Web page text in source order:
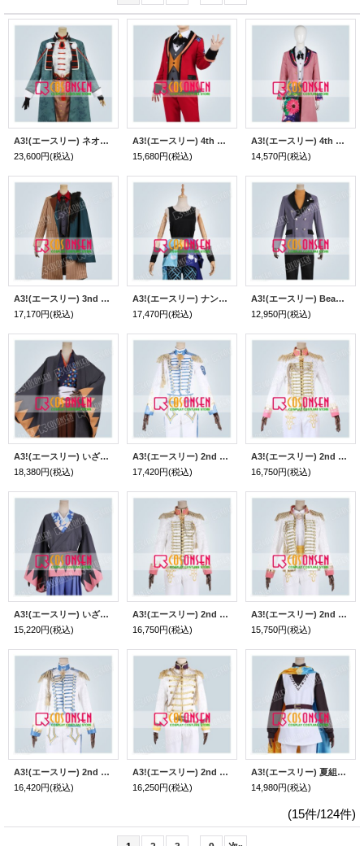
A3!(エースリー) ネオンの闇から 卯木千景 コスプレ衣装
23,600円(税込)
A3!(エースリー) 4th Anniversary トビラを開くのは君の声 秋組 摂津万里 コスプレ衣装
15,680円(税込)
A3!(エースリー) 4th Anniversary トビラを開くのは君の声 春組 卯木千景 コスプレ衣装
14,570円(税込)
A3!(エースリー) 3nd Anniversary 3周年 開花の祝宴 秋組 摂津万里 コスプレ衣装
17,170円(税込)
A3!(エースリー) ナンジャタウン2019 秋組 摂津万里 コスプレ衣装
17,470円(税込)
A3!(エースリー) Beautiful Seasons 秋組 摂津万里 コスプレ衣装
12,950円(税込)
A3!(エースリー) いざゆかんチャンバラロマン 秋組 摂津万里 コスプレ衣装
18,380円(税込)
A3!(エースリー) 2nd Anniversary 2周年 冬組 御影密 コスプレ衣装
17,420円(税込)
A3!(エースリー) 2nd Anniversary 2周年 春組 シトロン コスプレ衣装
16,750円(税込)
A3!(エースリー) いざゆかんチャンバラロマン 春組 茅ヶ崎至 コスプレ衣装
15,220円(税込)
A3!(エースリー) 2nd Anniversary 2周年 春組 卯木千景 コスプレ衣装
16,750円(税込)
A3!(エースリー) 2nd Anniversary 2周年 春組 碓氷真澄 コスプレ衣装
15,750円(税込)
A3!(エースリー) 2nd Anniversary 2周年 冬組 有栖川誉 コスプレ衣装
16,420円(税込)
A3!(エースリー) 2nd Anniversary 2周年 夏組 三好一成 コスプレ衣装
16,250円(税込)
A3!(エースリー) 夏組第六回公演 花の王子さま おとぎ話の国 兵頭九門 コスプレ衣装
14,980円(税込)
(15件/124件)